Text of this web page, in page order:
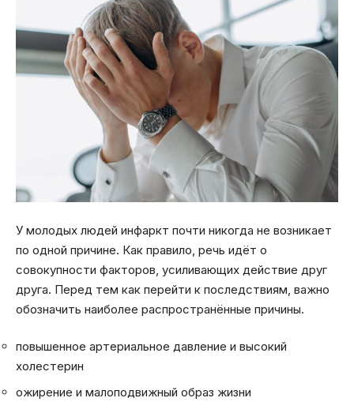
У молодых людей инфаркт почти никогда не возникает
по одной причине. Как правило, речь идёт о
совокупности факторов, усиливающих действие друг
друга. Перед тем как перейти к последствиям, важно
обозначить наиболее распространённые причины.
повышенное артериальное давление и высокий
холестерин
ожирение и малоподвижный образ жизни